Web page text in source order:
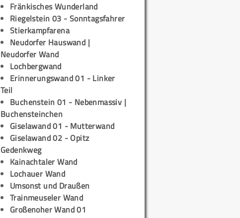
Fränkisches Wunderland
Riegelstein 03 - Sonntagsfahrer
Stierkampfarena
Neudorfer Hauswand |
Neudorfer Wand
Lochbergwand
Erinnerungswand 01 - Linker
Teil
Buchenstein 01 - Nebenmassiv |
Buchensteinchen
Giselawand 01 - Mutterwand
Giselawand 02 - Opitz
Gedenkweg
Kainachtaler Wand
Lochauer Wand
Umsonst und Draußen
Trainmeuseler Wand
Großenoher Wand 01